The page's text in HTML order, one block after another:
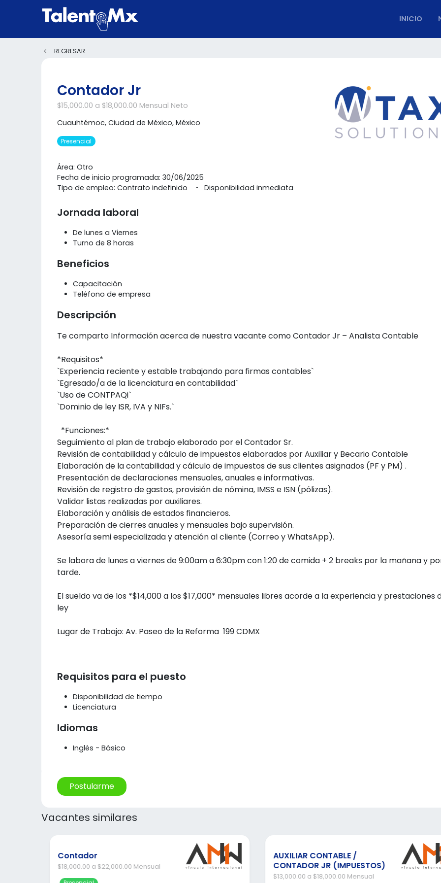
INICIO
REGRESAR
Contador Jr
$15,000.00 a $18,000.00 Mensual Neto
Cuauhtémoc, Ciudad de México, México
Presencial
Área: Otro
Fecha de inicio programada: 30/06/2025
Tipo de empleo: Contrato indefinido
Disponibilidad inmediata
Jornada laboral
De lunes a Viernes
Turno de 8 horas
Beneficios
Capacitación
Teléfono de empresa
Descripción
Te comparto Información acerca de nuestra vacante como Contador Jr – Analista Contable
*Requisitos*
`Experiencia reciente y estable trabajando para firmas contables`
`Egresado/a de la licenciatura en contabilidad`
`Uso de CONTPAQi`
`Dominio de ley ISR, IVA y NIFs.`
*Funciones:*
Seguimiento al plan de trabajo elaborado por el Contador Sr.
Revisión de contabilidad y cálculo de impuestos elaborados por Auxiliar y Becario Contable
Elaboración de la contabilidad y cálculo de impuestos de sus clientes asignados (PF y PM) .
Presentación de declaraciones mensuales, anuales e informativas.
Revisión de registro de gastos, provisión de nómina, IMSS e ISN (pólizas).
Validar listas realizadas por auxiliares.
Elaboración y análisis de estados financieros.
Preparación de cierres anuales y mensuales bajo supervisión.
Asesoría semi especializada y atención al cliente (Correo y WhatsApp).
Se labora de lunes a viernes de 9:00am a 6:30pm con 1:20 de comida + 2 breaks por la mañana y
tarde.
El sueldo va de los *$14,000 a los $17,000* mensuales libres acorde a la experiencia y prestaciones
ley
Lugar de Trabajo: Av. Paseo de la Reforma 199 CDMX
Requisitos para el puesto
Disponibilidad de tiempo
Licenciatura
Idiomas
Inglés - Básico
Postularme
Vacantes similares
Contador
$18,000.00 a $22,000.00 Mensual
AUXILIAR CONTABLE /
CONTADOR JR (IMPUESTOS)
$13,000.00 a $18,000.00 Mensual